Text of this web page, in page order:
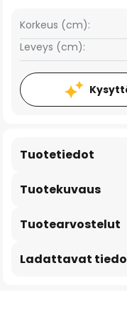
Leveys (cm):
Korkeus (cm):
Tuotekuvaus
Tuotetiedot
Tuotearvostelut
Ladattavat